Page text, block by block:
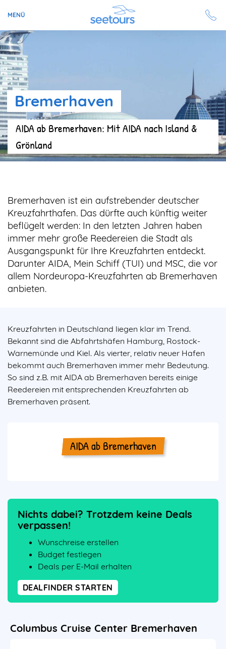
MENÜ
Ratgeber
Schiffe
Reisesuche
Angebote
Aktuell auf seetours
Bremerhaven
AIDA ab Bremerhaven: Mit AIDA nach Island &
Grönland
Bremerhaven ist ein aufstrebender deutscher
Kreuzfahrthafen. Das dürfte auch künftig weiter
beflügelt werden: In den letzten Jahren haben
immer mehr große Reedereien die Stadt als
Ausgangspunkt für Ihre Kreuzfahrten entdeckt.
Darunter AIDA, Mein Schiff (TUI) und MSC, die vor
allem Nordeuropa-Kreuzfahrten ab Bremerhaven
anbieten.
Kreuzfahrten in Deutschland liegen klar im Trend.
Bekannt sind die Abfahrtshäfen Hamburg, Rostock-
Warnemünde und Kiel. Als vierter, relativ neuer Hafen
bekommt auch Bremerhaven immer mehr Bedeutung.
So sind z.B. mit AIDA ab Bremerhaven bereits einige
Reedereien mit entsprechenden Kreuzfahrten ab
Bremerhaven präsent.
AIDA ab Bremerhaven
Nichts dabei? Trotzdem keine Deals
verpassen!
Wunschreise erstellen
Budget festlegen
Deals per E-Mail erhalten
DEALFINDER STARTEN
Columbus Cruise Center Bremerhaven